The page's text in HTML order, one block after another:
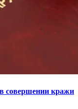
совершении кражи